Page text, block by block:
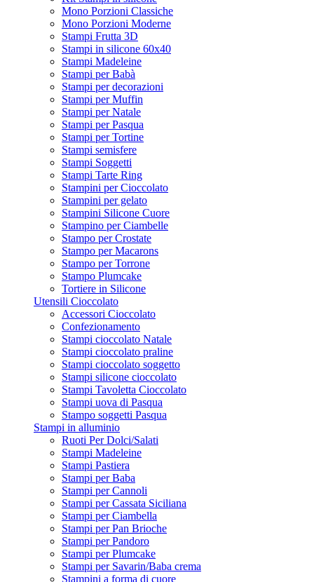
Mono Porzioni Classiche
Mono Porzioni Moderne
Stampi Frutta 3D
Stampi in silicone 60x40
Stampi Madeleine
Stampi per Babà
Stampi per decorazioni
Stampi per Muffin
Stampi per Natale
Stampi per Pasqua
Stampi per Tortine
Stampi semisfere
Stampi Soggetti
Stampi Tarte Ring
Stampini per Cioccolato
Stampini per gelato
Stampini Silicone Cuore
Stampino per Ciambelle
Stampo per Crostate
Stampo per Macarons
Stampo per Torrone
Stampo Plumcake
Tortiere in Silicone
Utensili Cioccolato
Accessori Cioccolato
Confezionamento
Stampi cioccolato Natale
Stampi cioccolato praline
Stampi cioccolato soggetto
Stampi silicone cioccolato
Stampi Tavoletta Cioccolato
Stampi uova di Pasqua
Stampo soggetti Pasqua
Stampi in alluminio
Ruoti Per Dolci/Salati
Stampi Madeleine
Stampi Pastiera
Stampi per Baba
Stampi per Cannoli
Stampi per Cassata Siciliana
Stampi per Ciambella
Stampi per Pan Brioche
Stampi per Pandoro
Stampi per Plumcake
Stampi per Savarin/Baba crema
Stampini a forma di cuore